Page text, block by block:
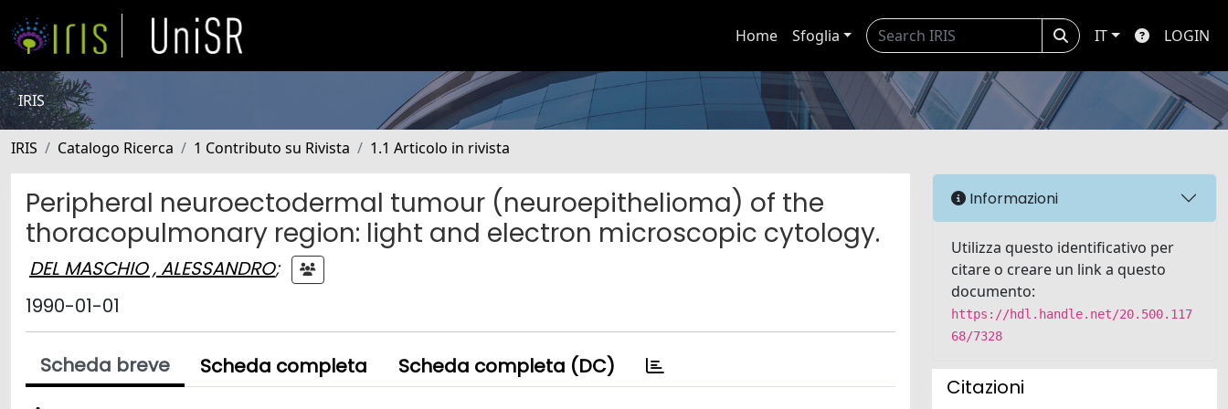
Home Sfoglia IT LOGIN
IRIS
IRIS Catalogo Ricerca 1 Contributo su Rivista 1.1 Articolo in rivista
Peripheral neuroectodermal tumour (neuroepithelioma) of the
thoracopulmonary region: light and electron microscopic cytology.
DEL MASCHIO , ALESSANDRO;
1990-01-01
Scheda breve Scheda completa Scheda completa (DC)
Informazioni
Utilizza questo identificativo per
citare o creare un link a questo
documento:
https://hdl.handle.net/20.500.117
68/7328
Citazioni